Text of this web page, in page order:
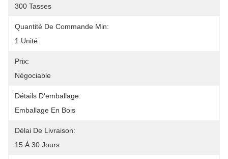
300 Tasses
Quantité De Commande Min:
1 Unité
Prix:
Négociable
Détails D'emballage:
Emballage En Bois
Délai De Livraison:
15 À 30 Jours